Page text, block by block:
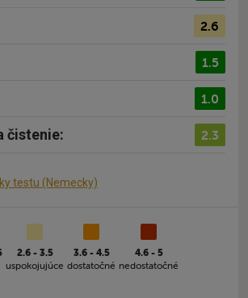
2.6
1.5
1.0
čistenie: 2.3
testu (Nemecky)
2.6 - 3.5
uspokojujúce
3.6 - 4.5
dostatočné
4.6 - 5
nedostatočné